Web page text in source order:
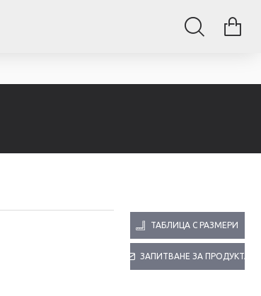
ТАБЛИЦА С РАЗМЕРИ
ЗАПИТВАНЕ ЗА ПРОДУКТА